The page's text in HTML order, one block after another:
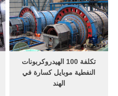
تخفيض الصوت في محطة
كسارة,التكليس في صناعة
الاسمنت,الجملة من الصين
شاشة كبيرة قدرة غربال
للحجارة تهتز
تكلفة 100 الهيدروكربونات
النفطية موبايل كسارة في
الهند